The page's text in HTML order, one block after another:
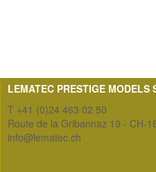
LEMATEC PRESTIGE MODELS
T +41 (0)24 463 02 50
Route de la Gribannaz 19 - CH-
info@lematec.ch